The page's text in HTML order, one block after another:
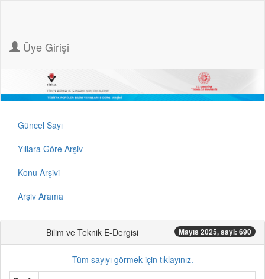
Üye Girişi
Güncel Sayı
Yıllara Göre Arşiv
Konu Arşivi
Arşiv Arama
Bilim ve Teknik E-Dergisi Mayıs 2025, sayi: 690
Tüm sayıyı görmek için tıklayınız.